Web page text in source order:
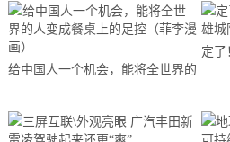
给中国人一个机会，能将全世界的
定了